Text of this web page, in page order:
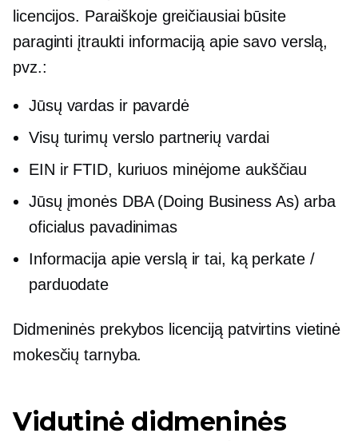
licencijos. Paraiškoje greičiausiai būsite
paraginti įtraukti informaciją apie savo verslą,
pvz.:
Jūsų vardas ir pavardė
Visų turimų verslo partnerių vardai
EIN ir FTID, kuriuos minėjome aukščiau
Jūsų įmonės DBA (Doing Business As) arba
oficialus pavadinimas
Informacija apie verslą ir tai, ką perkate /
parduodate
Didmeninės prekybos licenciją patvirtins vietinė
mokesčių tarnyba.
Vidutinė didmeninės